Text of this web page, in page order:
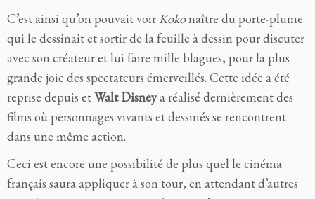
C’est ainsi qu’on pouvait voir Kokonaître du porte-plume
qui le dessinait et sortir de la feuille à dessin pour discuter
avec son créateur et lui faire mille blagues, pour la plus
grande joie des spectateurs émerveillés. Cette idée a été
reprise depuis etWalt Disneya réalisé dernièrement des
films où personnages vivants et dessinés se rencontrent
dans une même action.
Ceci est encore une possibilité de plus quel le cinéma
français saura appliquer à son tour, en attendant d’autres